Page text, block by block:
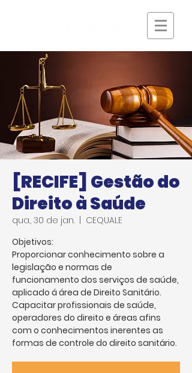
[RECIFE] Gestão do
Direito à Saúde
qua., 30 de jan.
CEQUALE
Objetivos:
Proporcionar conhecimento sobre a
legislação e normas de
funcionamento dos serviços de saúde,
aplicado á área de Direito Sanitário.
Capacitar profissionais de saúde,
operadores do direito e áreas afins
com o conhecimentos inerentes as
formas de controle do direito sanitário.